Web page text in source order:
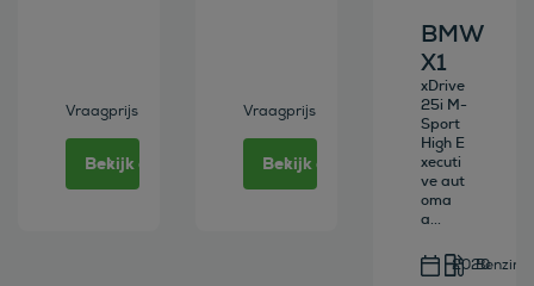
Vraagprijs
Bekijk deze auto
Vraagprijs
Bekijk deze auto
BMW
X1
xDrive
25i M-
Sport
High E
xecuti
ve aut
oma
a...
2020Benzine